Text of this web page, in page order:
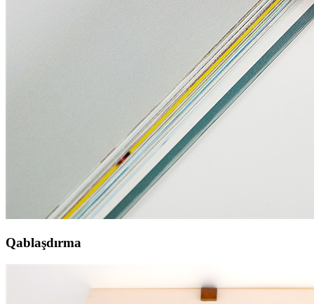
Qablaşdırma